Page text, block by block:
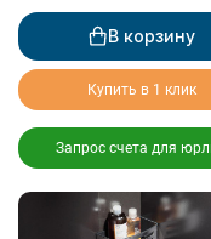
В корзину
Купить в 1 клик
Запрос счета для